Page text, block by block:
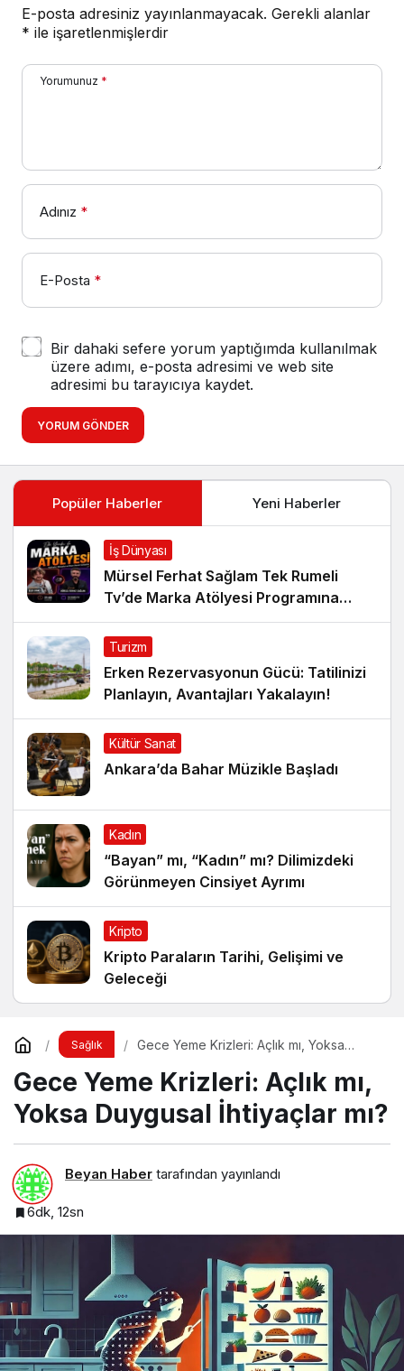
E-posta adresiniz yayınlanmayacak. Gerekli alanlar
* ile işaretlenmişlerdir
Yorumunuz *
Adınız *
E-Posta *
Bir dahaki sefere yorum yaptığımda kullanılmak
üzere adımı, e-posta adresimi ve web site
adresimi bu tarayıcıya kaydet.
YORUM GÖNDER
Popüler Haberler Yeni Haberler
İş Dünyası
Mürsel Ferhat Sağlam Tek Rumeli
Tv’de Marka Atölyesi Programına
Konuk Oldu
Turizm
Erken Rezervasyonun Gücü: Tatilinizi
Planlayın, Avantajları Yakalayın!
Kültür Sanat
Ankara’da Bahar Müzikle Başladı
Kadın
“Bayan” mı, “Kadın” mı? Dilimizdeki
Görünmeyen Cinsiyet Ayrımı
Kripto
Kripto Paraların Tarihi, Gelişimi ve
Geleceği
Sağlık
Gece Yeme Krizleri: Açlık mı, Yoksa
Gece Yeme Krizleri: Açlık mı,
Yoksa Duygusal İhtiyaçlar mı?
Beyan Haber tarafından yayınlandı
6dk, 12sn